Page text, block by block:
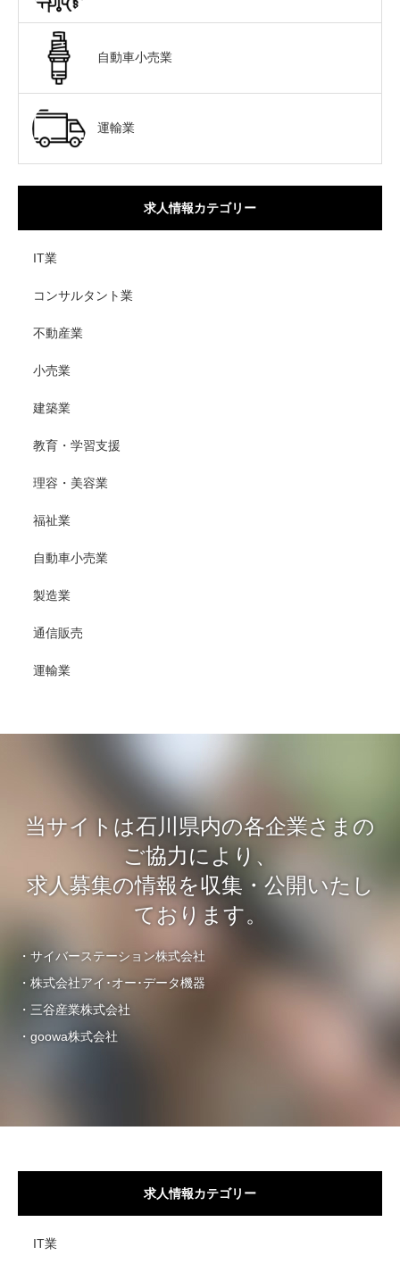
自動車小売業
運輸業
求人情報カテゴリー
IT業
コンサルタント業
不動産業
小売業
建築業
教育・学習支援
理容・美容業
福祉業
自動車小売業
製造業
通信販売
運輸業
当サイトは石川県内の各企業さまの
ご協力により、
求人募集の情報を収集・公開いたし
ております。
・サイバーステーション株式会社
・株式会社アイ･オー･データ機器
・三谷産業株式会社
・goowa株式会社
求人情報カテゴリー
IT業